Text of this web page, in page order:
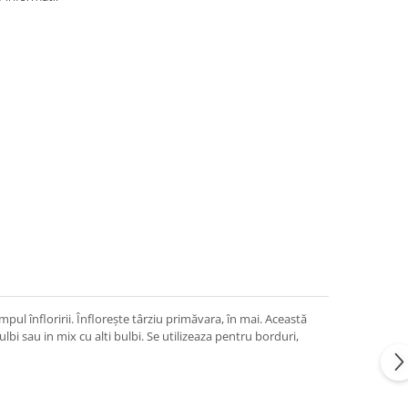
înfloririi. Înflorește târziu primăvara, în mai. Această
sau in mix cu alti bulbi. Se utilizeaza pentru borduri,